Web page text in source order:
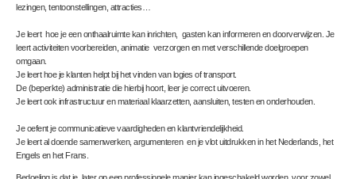
lezingen, tentoonstellingen, attracties…
Je leert hoe je een onthaalruimte kan inrichten, gasten kan informeren en doorverwijzen. Je
leert activiteiten voorbereiden, animatie verzorgen en met verschillende doelgroepen
omgaan.
Je leert hoe je klanten helpt bij het vinden van logies of transport.
De (beperkte) administratie die hierbij hoort, leer je correct uitvoeren.
Je leert ook infrastructuur en materiaal klaarzetten, aansluiten, testen en onderhouden.
Je oefent je communicatieve vaardigheden en klantvriendelijkheid.
Je leert al doende samenwerken, argumenteren en je vlot uitdrukken in het Nederlands, het
Engels en het Frans.